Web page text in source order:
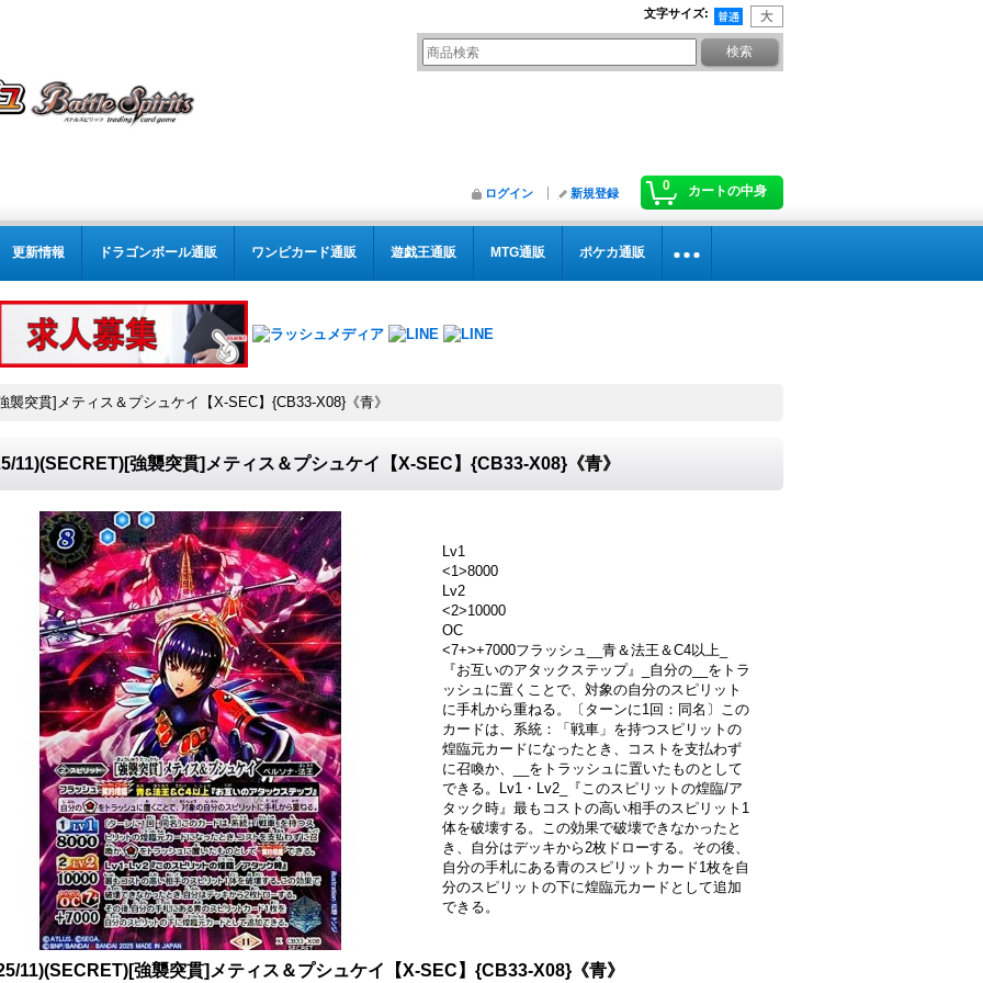
文字サイズ:
0 カートの中身
ログイン 新規登録
更新情報 ドラゴンボール通販 ワンピカード通販 遊戯王通販 MTG通販 ポケカ通販
襲突貫]メティス＆プシュケイ【X-SEC】{CB33-X08}《青》
11)(SECRET)[強襲突貫]メティス＆プシュケイ【X-SEC】{CB33-X08}《青》
Lv1
<1>8000
Lv2
<2>10000
OC
<7+>+7000フラッシュ__青＆法王＆C4以上_
『お互いのアタックステップ』_自分の__をトラ
ッシュに置くことで、対象の自分のスピリット
に手札から重ねる。〔ターンに1回：同名〕この
カードは、系統：「戦車」を持つスピリットの
煌臨元カードになったとき、コストを支払わず
に召喚か、__をトラッシュに置いたものとして
できる。Lv1・Lv2_『このスピリットの煌臨/ア
タック時』最もコストの高い相手のスピリット1
体を破壊する。この効果で破壊できなかったと
き、自分はデッキから2枚ドローする。その後、
自分の手札にある青のスピリットカード1枚を自
分のスピリットの下に煌臨元カードとして追加
できる。
11)(SECRET)[強襲突貫]メティス＆プシュケイ【X-SEC】{CB33-X08}《青》